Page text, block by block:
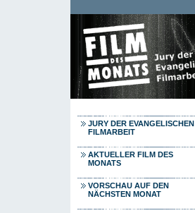
JURY DER EVANGELISCHEN
FILMARBEIT
AKTUELLER FILM DES
MONATS
VORSCHAU AUF DEN
NÄCHSTEN MONAT